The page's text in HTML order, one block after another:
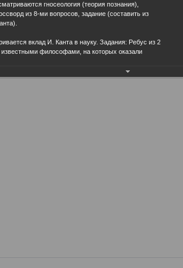
гносеология (теория познания),
из 8-ми вопросов, задание (составить из
вклад И. Канта в науку. Задания: Ребус из 2
известными философами, на которых оказали